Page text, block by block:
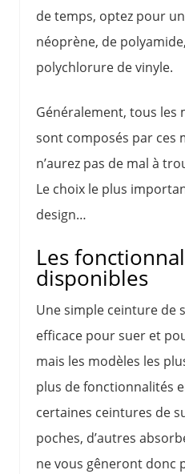
de temps, optez pour
néoprène, de
polychlorure de vinyle.
Généralement, tous les
sont composés par ces
n’aurez pas de mal à
Le choix le plus
design…
Les
disponibles
Une simple ceinture de
efficace pour suer et
mais les modèles les
plus de fonctionnalités
certaines ceintures de
poches, d’autres
ne vous gêneront donc